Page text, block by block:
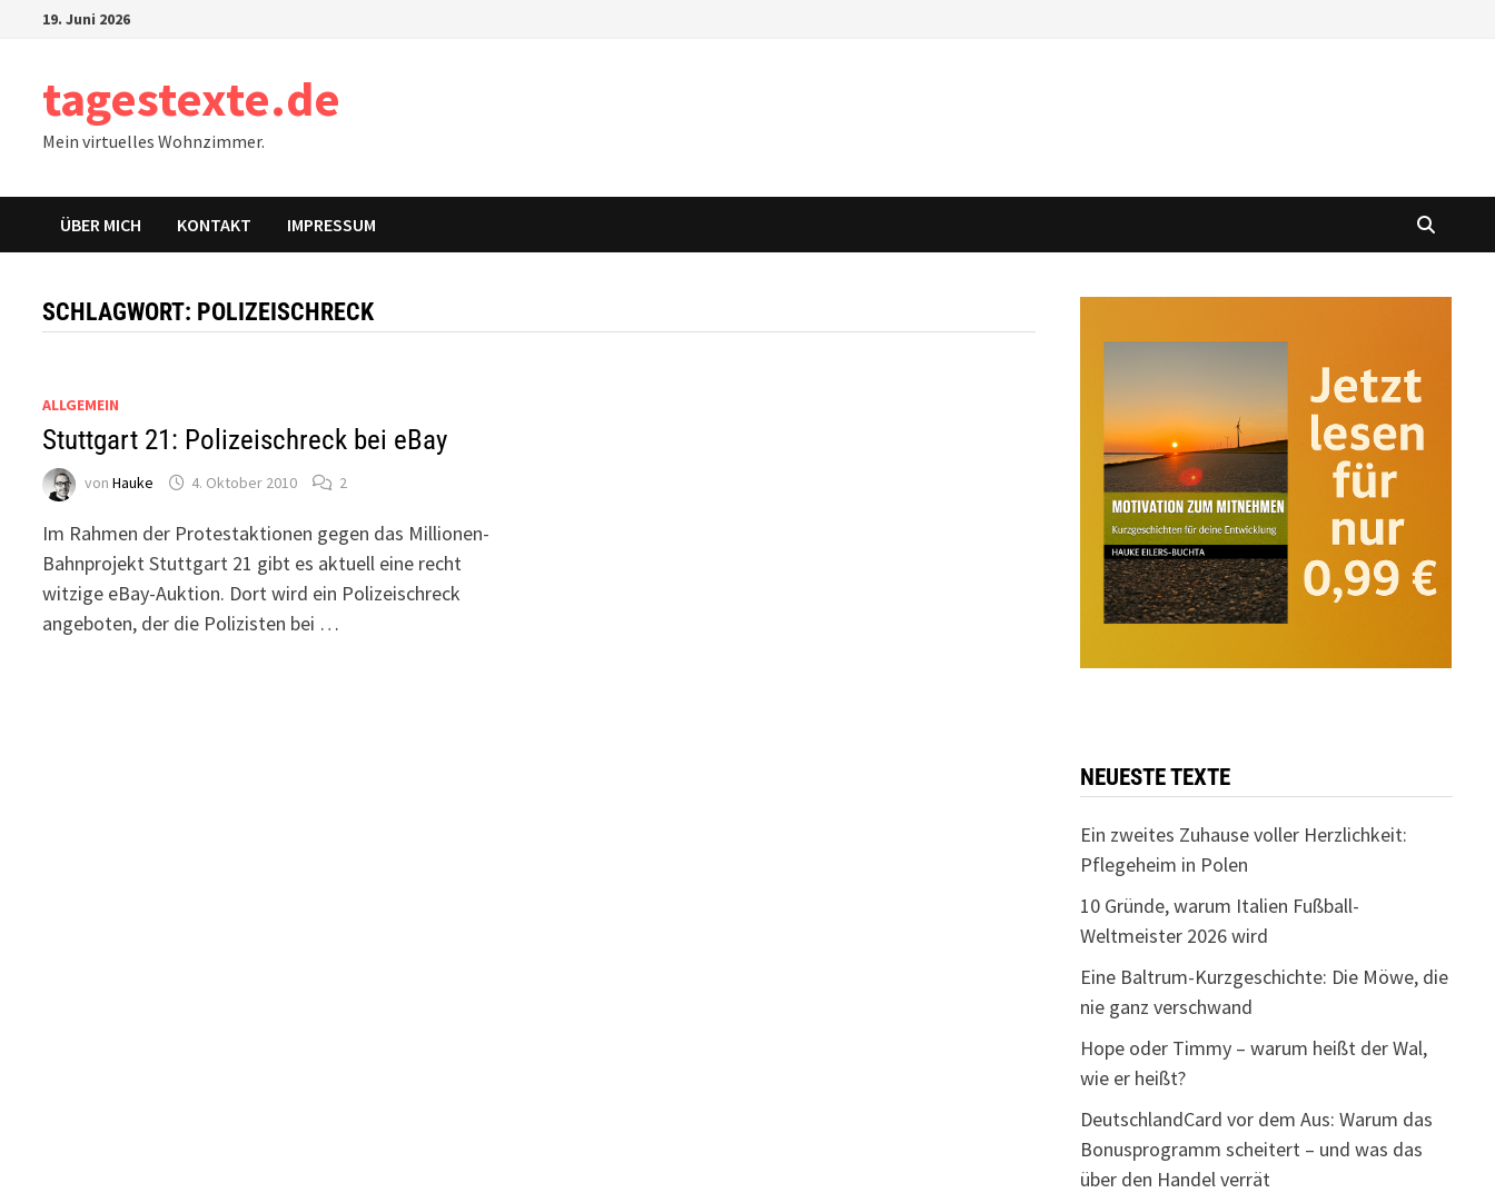
19. Juni 2026
tagestexte.de
Mein virtuelles Wohnzimmer.
ÜBER MICH KONTAKT IMPRESSUM
SCHLAGWORT: POLIZEISCHRECK
ALLGEMEIN
Stuttgart 21: Polizeischreck bei eBay
vonHauke 4. Oktober 2010 2
Im Rahmen der Protestaktionen gegen das Millionen-
Bahnprojekt Stuttgart 21 gibt es aktuell eine recht
witzige eBay-Auktion. Dort wird ein Polizeischreck
angeboten, der die Polizisten bei …
NEUESTE TEXTE
Ein zweites Zuhause voller Herzlichkeit:
Pflegeheim in Polen
10 Gründe, warum Italien Fußball-
Weltmeister 2026 wird
Eine Baltrum-Kurzgeschichte: Die Möwe, die
nie ganz verschwand
Hope oder Timmy – warum heißt der Wal,
wie er heißt?
DeutschlandCard vor dem Aus: Warum das
Bonusprogramm scheitert – und was das
über den Handel verrät